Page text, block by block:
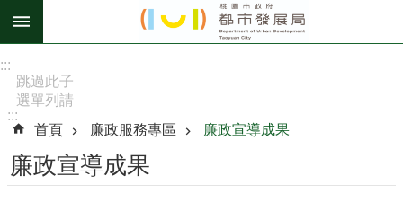
跳到主要內容區塊
階
搜
尋
:::
跳過此子
選單列請
[Enter]，
繼續則按
[Tab]
:::
首頁
廉政服務專區 廉政宣導成果
廉政宣導成果